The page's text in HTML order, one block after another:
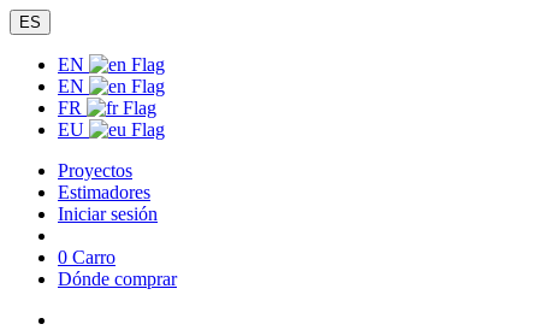
ES
EN
EN
FR
EU
Proyectos
Estimadores
Iniciar sesión
0 Carro
Dónde comprar